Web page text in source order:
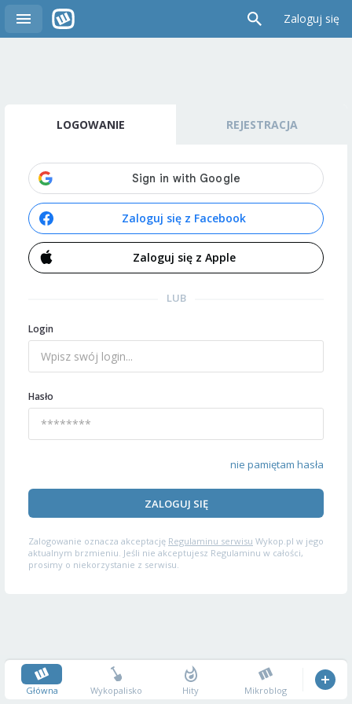
Zaloguj się
LOGOWANIE REJESTRACJA
Zaloguj się z Facebook
Zaloguj się z Apple
LUB
Login
Hasło
nie pamiętam hasła
ZALOGUJ SIĘ
Zalogowanie oznacza akceptację Regulaminu serwisu Wykop.pl w jego
aktualnym brzmieniu. Jeśli nie akceptujesz Regulaminu w całości,
prosimy o niekorzystanie z serwisu.
Główna Wykopalisko Hity Mikroblog